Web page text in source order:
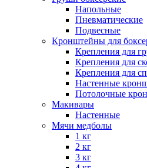
Напольные
Пневматические
Подвесные
Кронштейны для
Крепления для
Крепления для
Крепления для
Настенные
Потолочные
Макивары
Настенные
Мячи медболы
1 кг
2 кг
3 кг